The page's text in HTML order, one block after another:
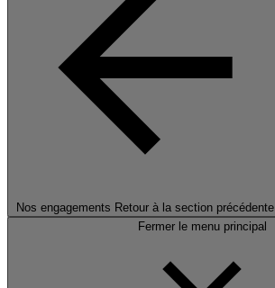
Nos engagements Retour à la section précédente
Fermer le menu principal